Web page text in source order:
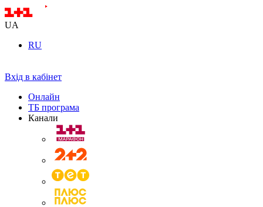
UA
RU
Вхід в кабінет
Онлайн
ТБ програма
Канали